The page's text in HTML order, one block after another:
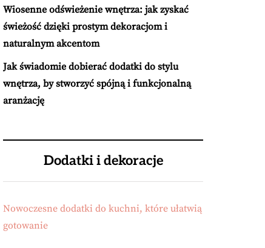
Wiosenne odświeżenie wnętrza: jak zyskać
świeżość dzięki prostym dekoracjom i
naturalnym akcentom
Jak świadomie dobierać dodatki do stylu
wnętrza, by stworzyć spójną i funkcjonalną
aranżację
Dodatki i dekoracje
Nowoczesne dodatki do kuchni, które ułatwią
gotowanie